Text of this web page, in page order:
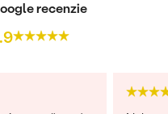
recenzie